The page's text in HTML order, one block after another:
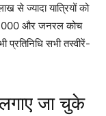
से ज्यादा यात्रियों को
और जनरल कोच
सभी तस्वीरें-
जा चुके